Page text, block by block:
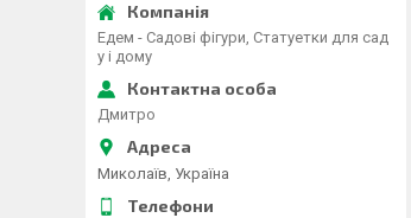
Едем - Садові фігури, Статуетки для сад
у і дому
Дмитро
Миколаїв, Україна